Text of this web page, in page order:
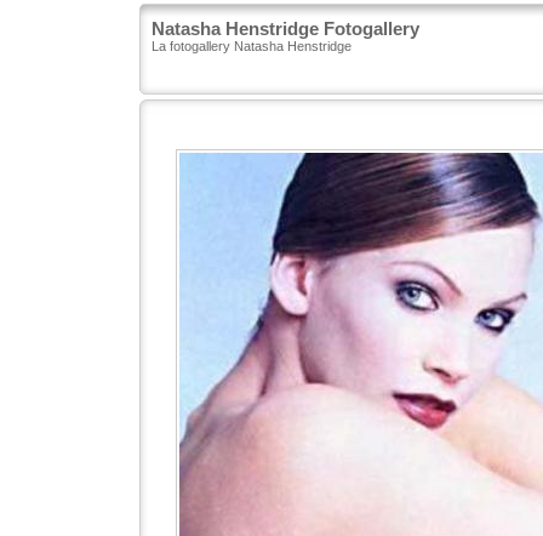
Natasha Henstridge Fotogallery
La fotogallery Natasha Henstridge